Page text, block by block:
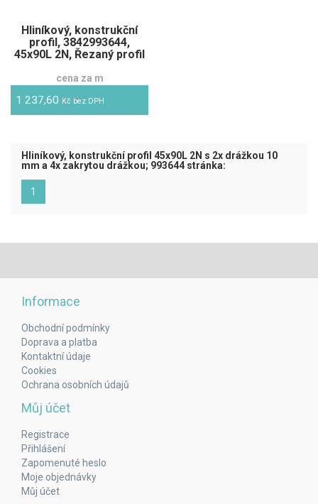
Hliníkový, konstrukční
profil, 3842993644,
45x90L 2N, Řezaný profil
cena za m
1 237,60 Kč bez DPH
Hliníkový, konstrukční profil 45x90L 2N s 2x drážkou 10
mm a 4x zakrytou drážkou; 993644 stránka:
1
Informace
Obchodní podmínky
Doprava a platba
Kontaktní údaje
Cookies
Ochrana osobních údajů
Můj účet
Registrace
Přihlášení
Zapomenuté heslo
Moje objednávky
Můj účet